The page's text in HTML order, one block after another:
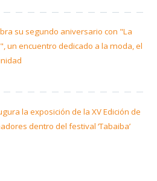
su segundo aniversario con "La
un encuentro dedicado a la moda, el
la exposición de la XV Edición de
dentro del festival ‘Tabaiba’